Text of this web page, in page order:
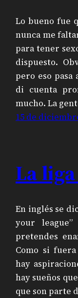
Lo bueno fue
nunca me
para tener
dispuesto.
pero eso
di cuenta
mucho. La
15 de
La
En inglés se
your
pretendes
Como si
hay
hay sueños
que son parte